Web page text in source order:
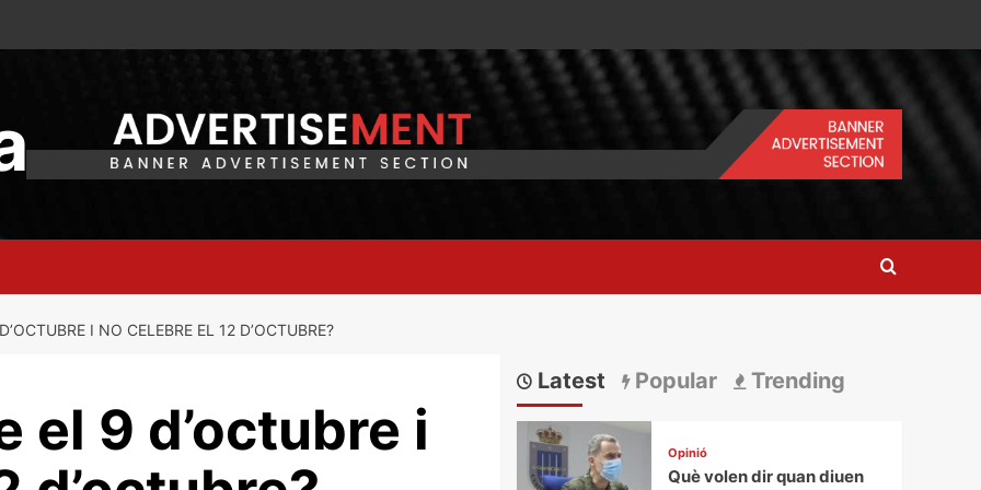
I NO CELEBRE EL 12 D’OCTUBRE?
el 9 d’octubre i
Latest Popular Trending
Opinió
Què volen dir quan diuen